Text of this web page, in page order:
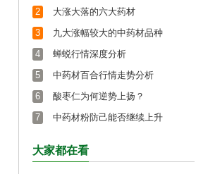
2
大涨大落的六大药材
3
九大涨幅较大的中药材品种
4
蝉蜕行情深度分析
5
中药材百合行情走势分析
6
酸枣仁为何逆势上扬？
7
中药材粉防己能否继续上升
大家都在看